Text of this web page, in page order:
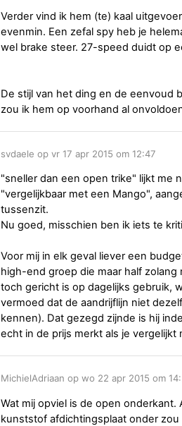
Verder vind ik hem (te) kaal
evenmin. Een zefal spy heb je
wel brake steer. 27-speed duidt op
De stijl van het ding en de eenvoud
zou ik hem op voorhand al
svdaele op vr 17 apr 2015 om 12:47
"sneller dan een open trike" lijkt me
"vergelijkbaar met een Mango",
tussenzit.
Nu goed, misschien ben ik iets te
Voor mij in elk geval liever een
high-end groep die maar half
toch gericht is op dagelijks gebruik,
vermoed dat de aandrijflijn niet
kennen). Dat gezegd zijnde is hij
echt in de prijs merkt als je vergelijkt
MichielAdriaan op wo 22 apr 2015 om
Wat mij opviel is de open onderkant.
kunststof afdichtingsplaat onder